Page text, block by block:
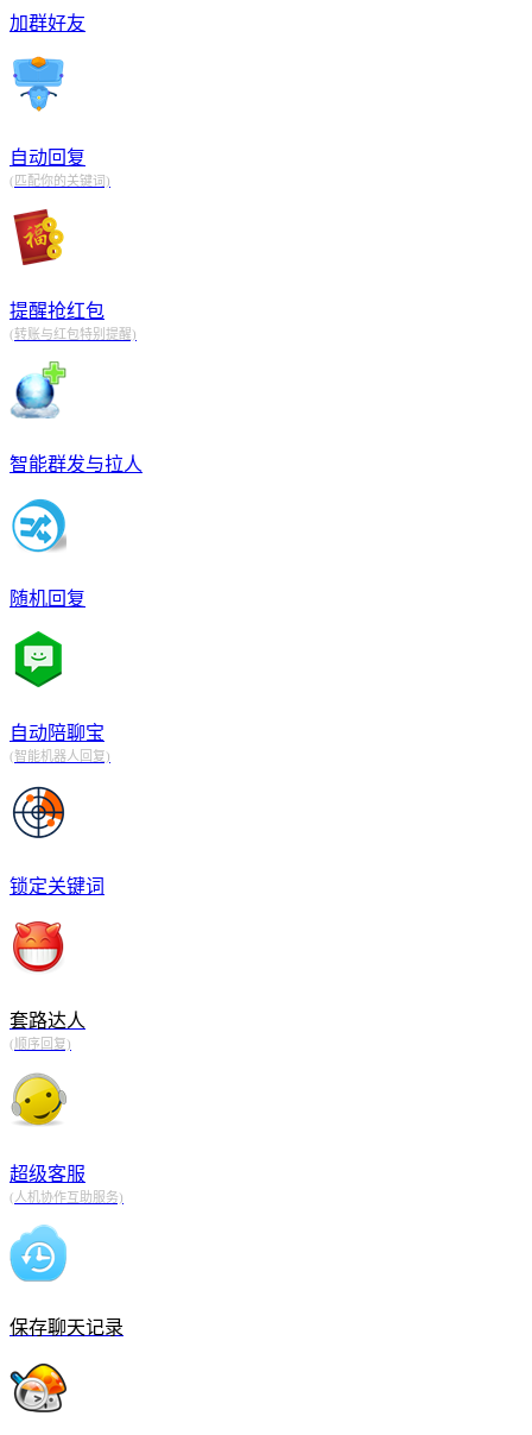
加群好友
自动回复
(匹配你的关键词)
提醒抢红包
(转账与红包特别提醒)
智能群发与拉人
随机回复
自动陪聊宝
(智能机器人回复)
锁定关键词
套路达人
(顺序回复)
超级客服
(人机协作互助服务)
保存聊天记录